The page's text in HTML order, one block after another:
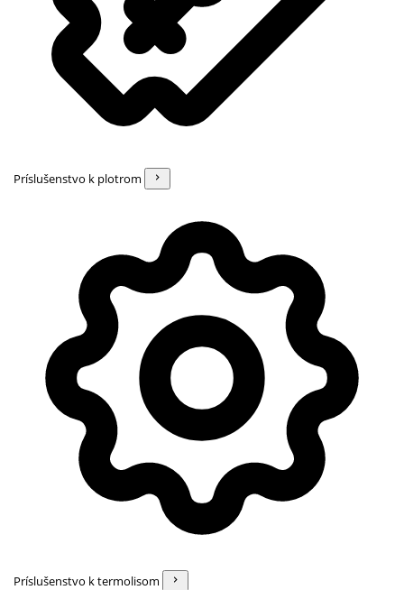
Príslušenstvo k plotrom
Príslušenstvo k termolisom